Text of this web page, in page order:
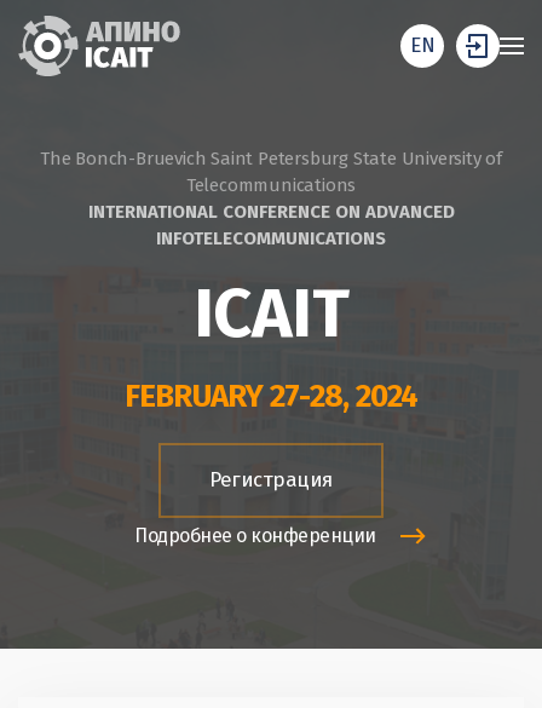
EN
The Bonch-Bruevich Saint Petersburg State University of
Telecommunications
INTERNATIONAL CONFERENCE ON ADVANCED
INFOTELECOMMUNICATIONS
ICAIT
FEBRUARY 27-28, 2024
Регистрация
Подробнее о конференции